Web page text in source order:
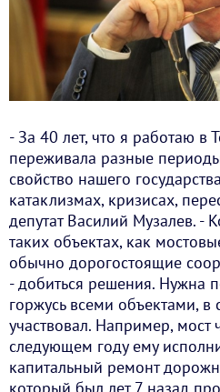
- За 40 лет, что я работаю в
переживала разные
свойство нашего
катаклизмах, кризисах,
депутат Василий Музалев. -
таких объектах, как
обычно дорогостоящие
- добиться решения. Нужна
горжусь всеми объектами, в
участвовал. Например, мост
следующем году ему
капитальный ремонт